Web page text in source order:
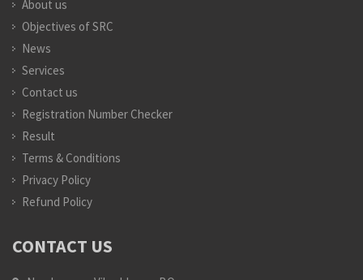
About us
Objectives of SRC
News
Services
Contact us
Registration Number Checker
Result
Terms & Conditions
Privacy Policy
Refund Policy
CONTACT US